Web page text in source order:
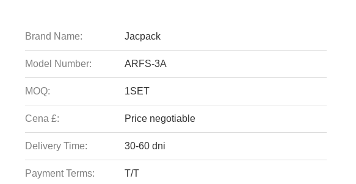
Brand Name: Jacpack
Model Number: ARFS-3A
MOQ: 1SET
Cena £: Price negotiable
Delivery Time: 30-60 dni
Payment Terms: T/T